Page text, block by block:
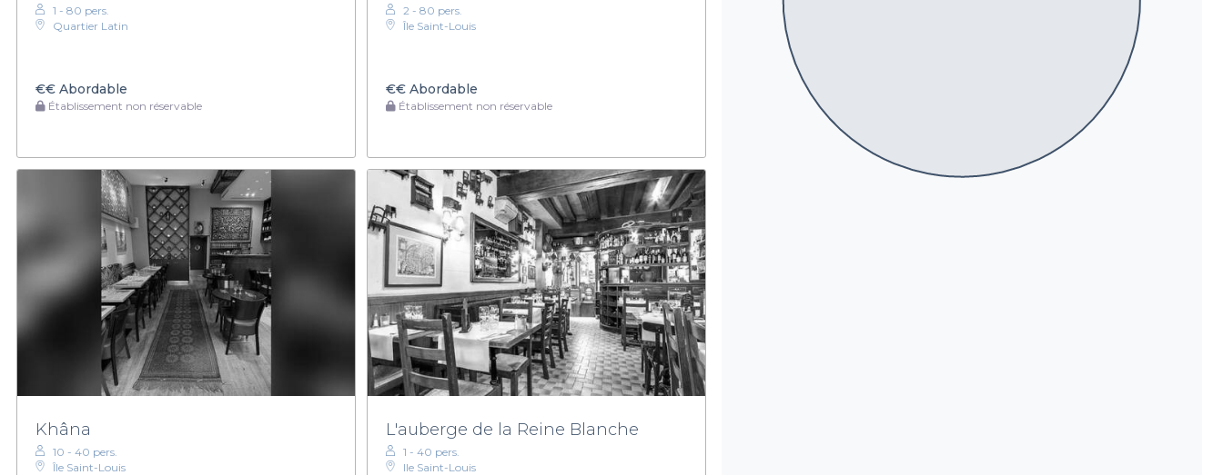
1 - 80 pers.
Quartier Latin
€€ Abordable
Établissement non réservable
2 - 80 pers.
Île Saint-Louis
€€Abordable
Établissement non réservable
Khâna
10 - 40 pers.
Île Saint-Louis
L'auberge de la Reine Blanche
1 - 40 pers.
Ile Saint-Louis